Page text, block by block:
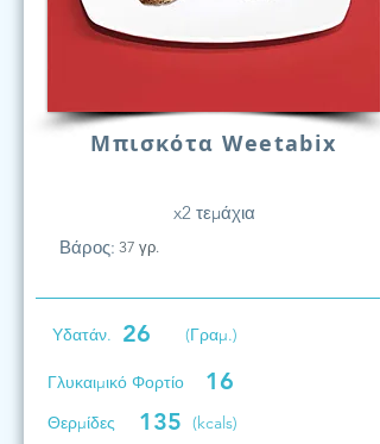
Μπισκότα Weetabix
x2 τεμάχια
Βάρος: 37 γρ.
Υδατάν. 26 (Γραμ.)
Γλυκαιμικό Φορτίο 16
Θερμίδες 135 (kcals)